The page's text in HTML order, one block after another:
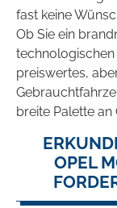
fast keine
Ob Sie ein
preiswertes,
breite Palette an
OPEL